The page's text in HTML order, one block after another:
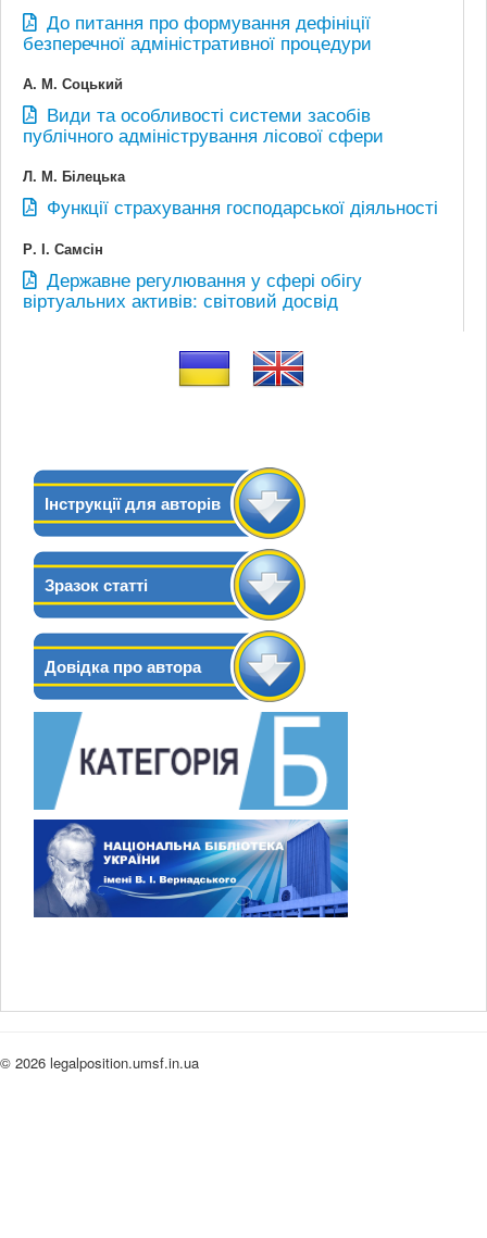
До питання про формування дефініції
безперечної адміністративної процедури
А. М. Соцький
Види та особливості системи засобів
публічного адміністрування лісової сфери
Л. М. Білецька
Функції страхування господарської діяльності
Р. І. Самсін
Державне регулювання у сфері обігу
віртуальних активів: світовий досвід
Інструкції для авторів
Зразок статті
Довідка про автора
© 2026 legalposition.umsf.in.ua